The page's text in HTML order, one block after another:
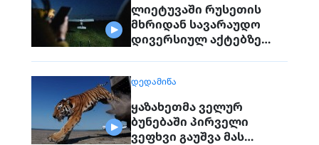
ლიეტუვაში რუსეთის
მხრიდან სავარაუდო
დივერსიულ აქტებზე
ᲓᲔᲓᲐᲛᲘᲬᲐ
ყაზახეთმა ველურ
ბუნებაში პირველი
ვეფხვი გაუშვა მას